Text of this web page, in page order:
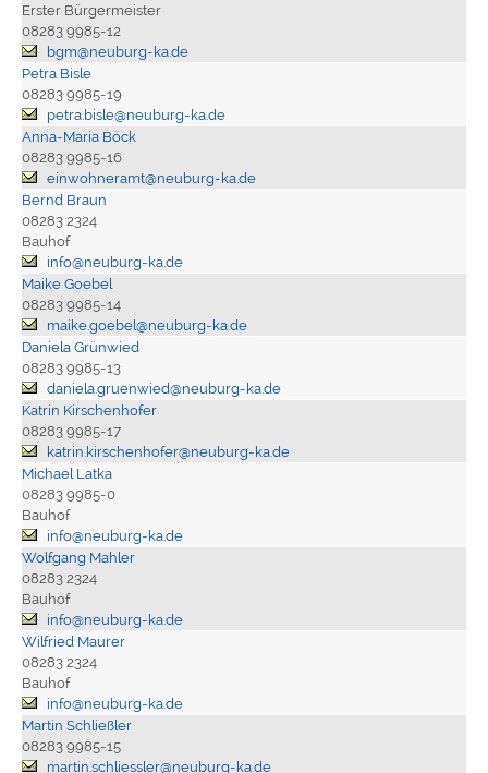
Erster Bürgermeister
08283 9985-12
bgm@neuburg-ka.de
Petra Bisle
08283 9985-19
petra.bisle@neuburg-ka.de
Anna-Maria Böck
08283 9985-16
einwohneramt@neuburg-ka.de
Bernd Braun
08283 2324
Bauhof
info@neuburg-ka.de
Maike Goebel
08283 9985-14
maike.goebel@neuburg-ka.de
Daniela Grünwied
08283 9985-13
daniela.gruenwied@neuburg-ka.de
Katrin Kirschenhofer
08283 9985-17
katrin.kirschenhofer@neuburg-ka.de
Michael Latka
08283 9985-0
Bauhof
info@neuburg-ka.de
Wolfgang Mahler
08283 2324
Bauhof
info@neuburg-ka.de
Wilfried Maurer
08283 2324
Bauhof
info@neuburg-ka.de
Martin Schließler
08283 9985-15
martin.schliessler@neuburg-ka.de